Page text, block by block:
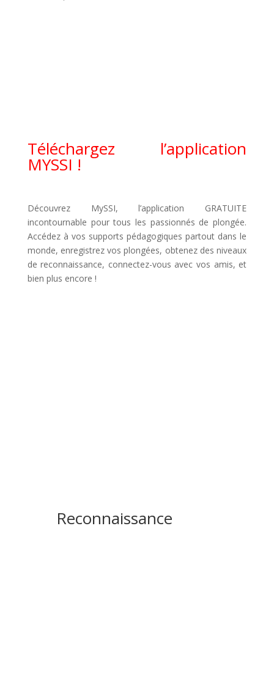
Téléchargez l’application
MYSSI !
Découvrez MySSI, l’application GRATUITE
incontournable pour tous les passionnés de plongée.
Accédez à vos supports pédagogiques partout dans le
monde, enregistrez vos plongées, obtenez des niveaux
de reconnaissance, connectez-vous avec vos amis, et
bien plus encore !
Reconnaissance